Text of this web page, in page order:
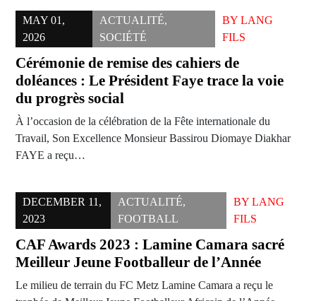
MAY 01,
2026
ACTUALITÉ,
SOCIÉTÉ
BYLANG
FILS
Cérémonie de remise des cahiers de
doléances : Le Président Faye trace la voie
du progrès social
À l’occasion de la célébration de la Fête internationale du
Travail, Son Excellence Monsieur Bassirou Diomaye Diakhar
FAYE a reçu…
DECEMBER 11,
2023
ACTUALITÉ,
FOOTBALL
BYLANG
FILS
CAF Awards 2023 : Lamine Camara sacré
Meilleur Jeune Footballeur de l’Année
Le milieu de terrain du FC Metz Lamine Camara a reçu le